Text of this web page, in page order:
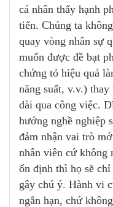
cá nhân thấy hạnh
tiến. Chúng ta
quay vòng nhân sự
muốn được đề bạt
chứng tỏ hiệu quả
năng suất, v.v.)
dài qua công việc.
hướng nghề nghiệp
đảm nhận vai trò
nhân viên cứ không
ổn định thì họ sẽ
gây chú ý. Hành vi
ngắn hạn, chứ